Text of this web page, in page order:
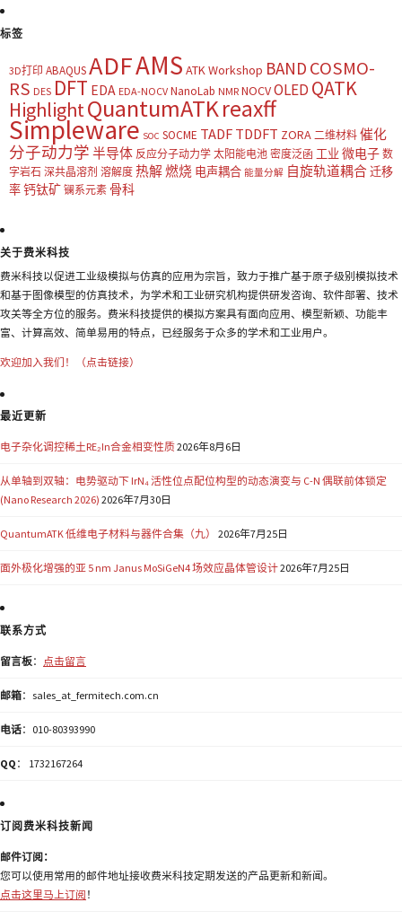
标签
3D打印 ABAQUSADFAMS ATK Workshop BAND COSMO-
RS DES DFT EDA EDA-NOCV NanoLab NMR NOCVOLED QATK
HighlightQuantumATKreaxff
Simpleware SOC SOCME TADF TDDFT ZORA 二维材料 催化
分子动力学 半导体 反应分子动力学 太阳能电池 密度泛函 工业 微电子 数
字岩石 深共晶溶剂 溶解度 热解燃烧 电声耦合 能量分解 自旋轨道耦合迁移
率钙钛矿 镧系元素 骨科
关于费米科技
费米科技以促进工业级模拟与仿真的应用为宗旨，致力于推广基于原子级别模拟技术
和基于图像模型的仿真技术，为学术和工业研究机构提供研发咨询、软件部署、技术
攻关等全方位的服务。费米科技提供的模拟方案具有面向应用、模型新颖、功能丰
富、计算高效、简单易用的特点，已经服务于众多的学术和工业用户。
欢迎加入我们！（点击链接）
最近更新
电子杂化调控稀土RE₂In合金相变性质2026年8月6日
从单轴到双轴：电势驱动下 IrN₄ 活性位点配位构型的动态演变与 C-N 偶联前体锁定
(Nano Research 2026) 2026年7月30日
QuantumATK 低维电子材料与器件合集（九） 2026年7月25日
面外极化增强的亚 5 nm Janus MoSiGeN4 场效应晶体管设计2026年7月25日
联系方式
留言板： 点击留言
邮箱：sales_at_fermitech.com.cn
电话：010-80393990
QQ ： 1732167264
订阅费米科技新闻
邮件订阅：
您可以使用常用的邮件地址接收费米科技定期发送的产品更新和新闻。
点击这里马上订阅 ！